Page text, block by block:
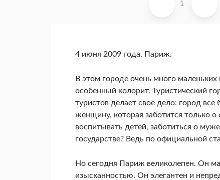
1
4 июня 2009 года, Париж.
В этом городе очень много
особенный колорит. Туристический
туристов делает свое дело: город
женщину, которая заботится только
воспитывать детей, заботиться о
государстве? Ведь по официальной
Но сегодня Париж великолепен. Он
изысканностью. Он элегантен и